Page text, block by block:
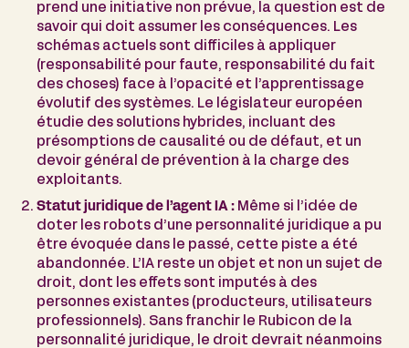
prend une initiative non prévue, la question est de
savoir qui doit assumer les conséquences. Les
schémas actuels sont difficiles à appliquer
(responsabilité pour faute, responsabilité du fait
des choses) face à l’opacité et l’apprentissage
évolutif des systèmes. Le législateur européen
étudie des solutions hybrides, incluant des
présomptions de causalité ou de défaut, et un
devoir général de prévention à la charge des
exploitants.
Statut juridique de l’agent IA : Même si l’idée de
doter les robots d’une personnalité juridique a pu
être évoquée dans le passé, cette piste a été
abandonnée. L’IA reste un objet et non un sujet de
droit, dont les effets sont imputés à des
personnes existantes (producteurs, utilisateurs
professionnels). Sans franchir le Rubicon de la
personnalité juridique, le droit devrait néanmoins